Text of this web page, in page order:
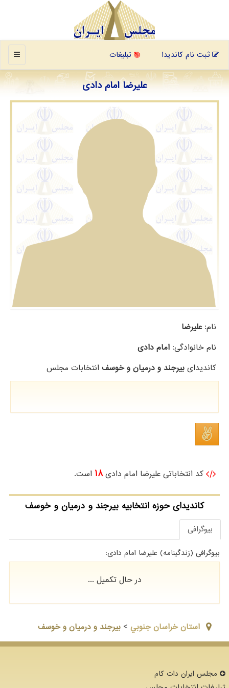
منو ثبت نام کاندیدا تبلیغات
علیرضا امام دادی
نام: علیرضا
نام خانوادگی: امام دادی
کاندیدای بیرجند و درمیان و خوسف انتخابات مجلس
کد انتخاباتی علیرضا امام دادی18 است.
کاندیدای حوزه انتخابیه بیرجند و درمیان و خوسف
بیوگرافی
بیوگرافی (زندگینامه) علیرضا امام دادی:
در حال تکمیل ...
استان خراسان جنوبي > بیرجند و درمیان و خوسف
مجلس ایران دات كام